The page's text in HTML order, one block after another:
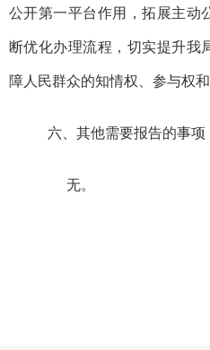
公开第一平台作用，拓展主动
断优化办理流程，切实提升我
障人民群众的知情权、参与权和
六、其他需要报告的事项
无。